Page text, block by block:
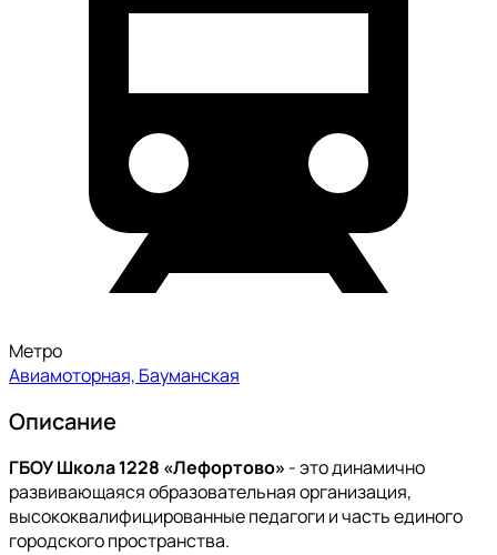
Метро
Авиамоторная, Бауманская
Описание
ГБОУ Школа 1228 «Лефортово» - это динамично
развивающаяся образовательная организация,
высококвалифицированные педагоги и часть единого
городского пространства.